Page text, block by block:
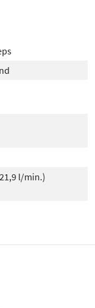
l/min.)